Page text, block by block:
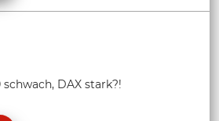
schwach, DAX stark?!